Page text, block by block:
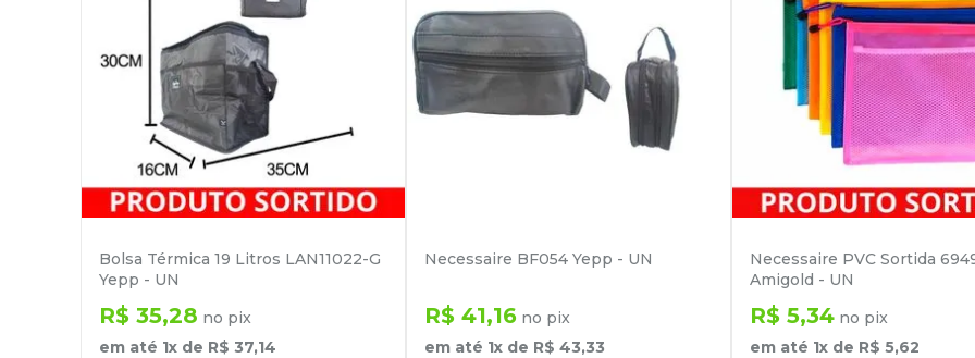
Bolsa Térmica 19 Litros LAN11022-G
Yepp - UN
R$ 35,28 no pix
em até 1x de R$ 37,14
Necessaire BF054 Yepp - UN
R$ 41,16 no pix
em até 1x de R$ 43,33
Necessaire PVC Sortida
Amigold - UN
R$ 5,34 no pix
em até 1x de R$ 5,62